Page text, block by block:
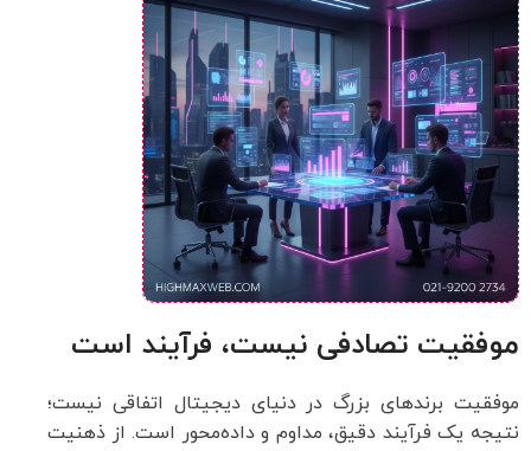
موفقیت تصادفی نیست، فرآیند است
موفقیت برندهای بزرگ در دنیای دیجیتال اتفاقی نیست؛
نتیجه یک فرآیند دقیق، مداوم و داده‌محور است. از ذهنیت